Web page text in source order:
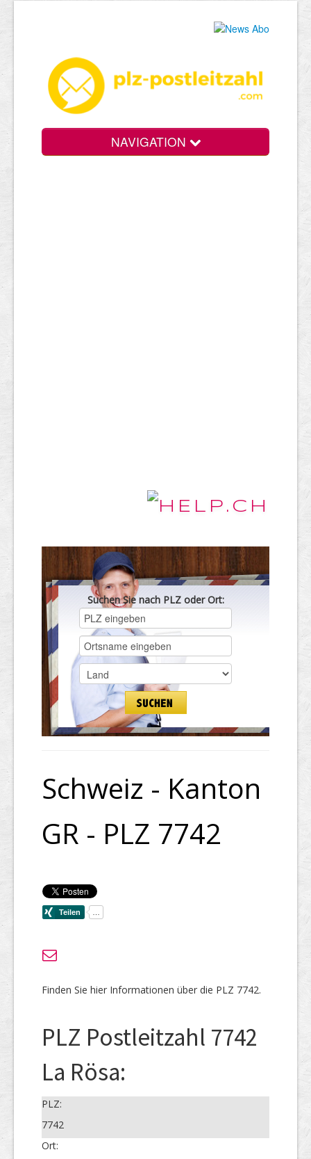
NAVIGATION
Suchen Sie nach PLZ oder Ort:
Schweiz - Kanton
GR - PLZ 7742
Finden Sie hier Informationen über die PLZ 7742.
PLZ Postleitzahl 7742
La Rösa:
PLZ:
7742
Ort: